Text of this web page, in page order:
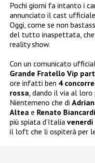
Pochi giorni fa intanto i
annunciato il cast
Oggi, come se non
del tutto inaspettata,
reality show.
Con un comunicato
Grande Fratello Vip
ore infatti ben 4
rossa, dando il via al
Nientemeno che di
Altea e Renato Biancardi
più spiata d’Italia venerdì
il loft che li ospiterà per